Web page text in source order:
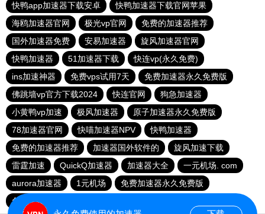
快鸭app加速器下载安卓
快鸭加速器下载官网苹果
海鸥加速器官网
极光vp官网
免费的加速器推荐
国外加速器免费
安易加速器
旋风加速器官网
快鸭加速器
51加速器下载
快连vp(永久免费)
ins加速神器
免费vps试用7天
免费加速器永久免费版
佛跳墙vp官方下载2024
快连官网
狗急加速器
小黄鸭vp加速
极风加速器
原子加速器永久免费版
78加速器官网
快喵加速器NPV
快鸭加速器
免费的加速器推荐
加速器国外软件的
旋风加速下载
雷霆加速
QuickQ加速器 加速器大全
一元机场. com
aurora加速器
1元机场
免费加速器永久免费版
免费加速器永久免费版